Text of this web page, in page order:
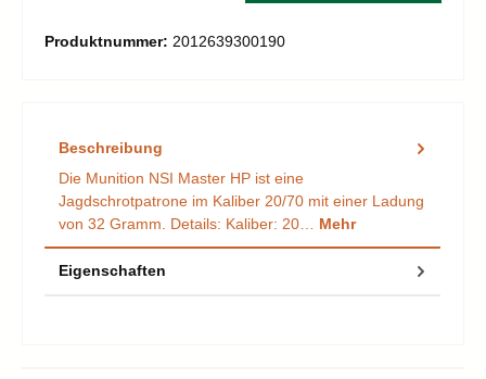
Produktnummer: 2012639300190
Beschreibung
Die Munition NSI Master HP ist eine
Jagdschrotpatrone im Kaliber 20/70 mit einer Ladung
von 32 Gramm. Details: Kaliber: 20… Mehr
Eigenschaften